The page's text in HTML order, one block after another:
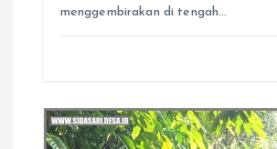
menggembirakan di tengah…